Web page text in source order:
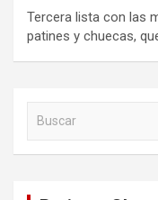
Tercera lista con las
patines y chuecas,